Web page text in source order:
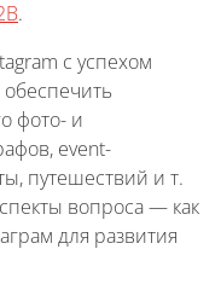
.
с успехом
обеспечить
фото- и
event-
путешествий и т.
вопроса — как
для развития